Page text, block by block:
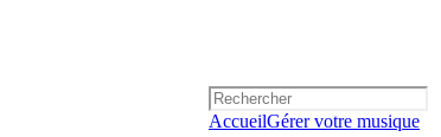
AccueilGérer votre musique